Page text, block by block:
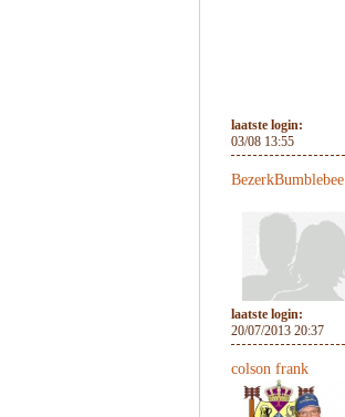
laatste login:
03/08 13:55
BezerkBumblebee
laatste login:
20/07/2013 20:37
colson frank